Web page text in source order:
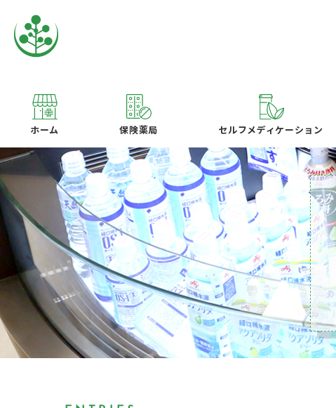
ホーム 保険薬局 セルフメディケーション